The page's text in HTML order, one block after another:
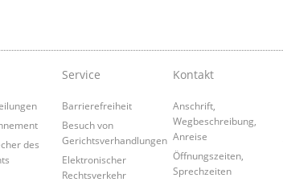
des
Service
Barrierefreiheit
Besuch von
Gerichtsverhandlungen
Elektronischer
Rechtsverkehr
Kontakt
Anschrift,
Wegbeschreibung,
Anreise
Öffnungszeiten,
Sprechzeiten